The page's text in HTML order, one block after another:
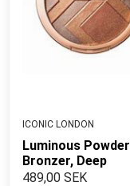
ICONIC LONDON
Luminous Powder
Bronzer, Deep
489,00 SEK